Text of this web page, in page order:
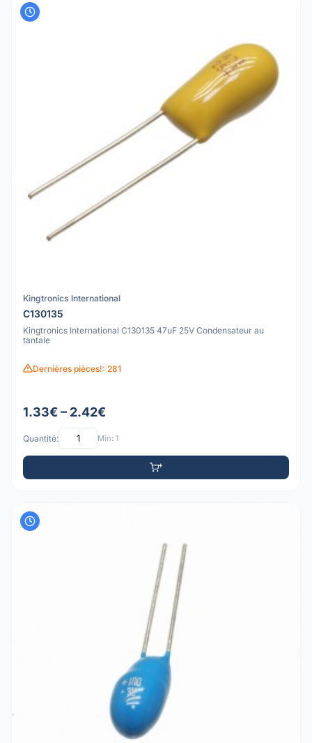
Kingtronics International
C130135
Kingtronics International C130135 47uF 25V Condensateur au
tantale
Dernières pièces!: 281
1.33€ – 2.42€
Quantité: Min: 1